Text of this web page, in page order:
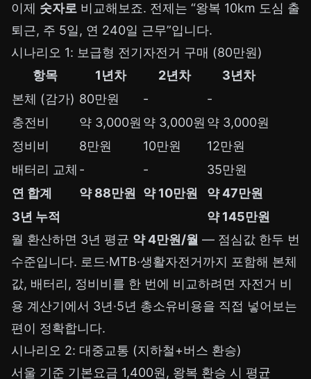
이제 숫자로 비교해보죠. 전제는 “왕복 10km 도심 출
퇴근, 주 5일, 연 240일 근무”입니다.
시나리오 1: 보급형 전기자전거 구매 (80만원)
항목
1년차 2년차
3년차
본체 (감가) 80만원 -
-
충전비
약 3,000원 약 3,000원 약 3,000원
정비비
8만원 10만원
12만원
배터리 교체 - -
35만원
연 합계
약 88만원 약 10만원
약 47만원
3년 누적
약 145만원
월 환산하면 3년 평균 약 4만원/월 — 점심값 한두 번
수준입니다. 로드·MTB·생활자전거까지 포함해 본체
값, 배터리, 정비비를 한 번에 비교하려면 자전거 비
용 계산기에서 3년·5년 총소유비용을 직접 넣어보는
편이 정확합니다.
시나리오 2: 대중교통 (지하철+버스 환승)
서울 기준 기본요금 1,400원, 왕복 환승 시 평균